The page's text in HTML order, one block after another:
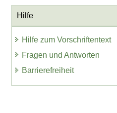
Hilfe
Hilfe zum Vorschriftentext
Fragen und Antworten
Barrierefreiheit